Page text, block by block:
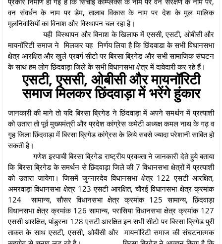
वन संवर्धन के नाम पर डेम, तालाब विकास के नाम पर देश के मुल मालिक
मूलनिवासियों का विनाश और विस्थापन चल रहा है।
यही विस्थापन और विनाश के खिलाफ में एससी, एसटी, ओबीसी और
मायनॉरिटी समाज ने मिलकर यह निर्णय लिया है कि छिंदवाडा के सभी विधानसभा
क्षेत्र आरक्षित और खुले प्रवर्ग सीटो पर बिरसा ब्रिगेड और सभी सामाजिक संघटन
के साथ हम लोग छिंदवाड़ा जिले के सभी विधानसभा क्षेत्र में दावेदारी कर रहे हैं।
एसटी, एससी, ओबीसी और मायनॉरिटी
समाज मिलकर छिंदवाड़ा में भरेंगे हुंकार
जानकारी की माने तो यदि बिरसा ब्रिगेड ने छिंदवाड़ा में अपने समर्थन में प्रत्याशी
को उतारा तो पूर्व मुख्यमंत्री और प्रदेश कांग्रेस कमेटी अध्यक्ष कमल नाथ के गढ़ व
गृह जिला छिंदवाड़ा में बिरसा ब्रिगेड कांगे्रस के लिये सबसे ज्यादा परेशानी साबित हो
सकती है।
गणेश इरपाची बिरसा ब्रिगेड राष्ट्रीय प्रवक्ता ने जानकारी देते हुये बताया
कि बिरसा ब्रिगेड के समर्थन से छिंदवाड़ा जिले की 7 विधानसभा क्षेत्रों में प्रत्याशी
को उतारा जायेगा। जिसमें जुन्नारदेव विधानसभा क्षेत्र 122 एसटी आरक्षित,
अमरवाड़ा विधानसभा क्षेत्र 123 एसटी आरक्षित, चौरई विधानसभा क्षेत्र क्रमांक
124 सामान्य, सौसर विधानसभा क्षेत्र क्रमांक 125 सामान्य, छिंदवाड़ा
विधानसभा क्षेत्र क्रमांक 126 सामान्य, परासिया विधानसभा क्षेत्र क्रमांक 127
एससी आरक्षित, पांडुरना 128 एसटी आरक्षित इन सभी सीटो पर बिरसा ब्रिगेड पुरी
ताकत के साथ एसटी, एससी, ओबीसी और मायनॉरिटी समाज की संघटनात्मक